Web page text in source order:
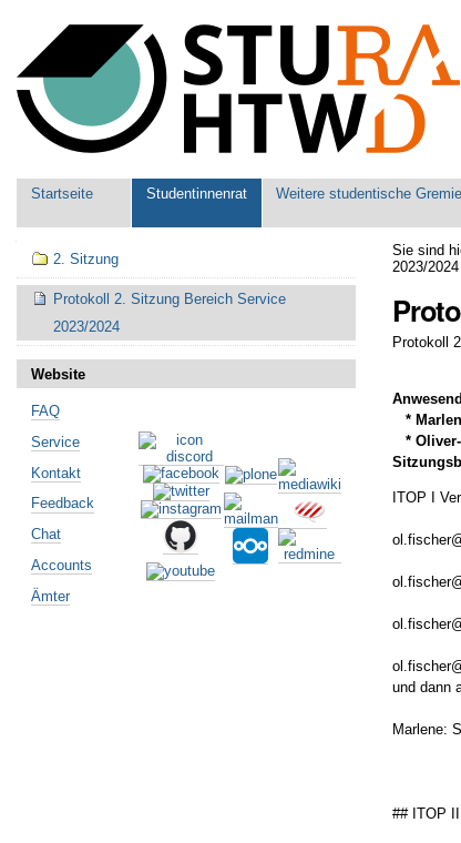
Werkzeuge
Sektionen
Startseite Studentinnenrat Weitere studentische
Sie sind
2023/2024
Protokoll
*
* Oliver-
ITOP I
und dann
Marlene:
## ITOP
Navigation
2. Sitzung
Protokoll 2. Sitzung Bereich Service
2023/2024
Website
FAQ
Service
Kontakt
Feedback
Chat
Accounts
Ämter